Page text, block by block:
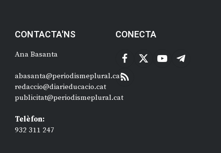
CONTACTA'NS
Ana Basanta
abasanta@periodismeplural.cat
redaccio@diarieducacio.cat
publicitat@periodismeplural.cat
Telèfon:
932 311 247
CONECTA
Facebook
X
YouTubeTelegram
RSS